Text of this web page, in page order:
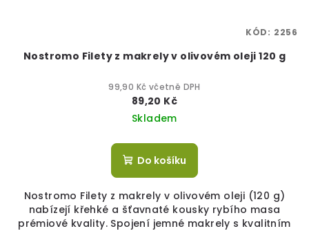
Nostromo Filety z makrely v olivovém oleji 120 g
99,90 Kč včetně DPH
89,20 Kč
Skladem
Do košíku
Nostromo Filety z makrely v olivovém oleji (120 g)
nabízejí křehké a šťavnaté kousky rybího masa
prémiové kvality. Spojení jemné makrely s kvalitním
KÓD: 2256